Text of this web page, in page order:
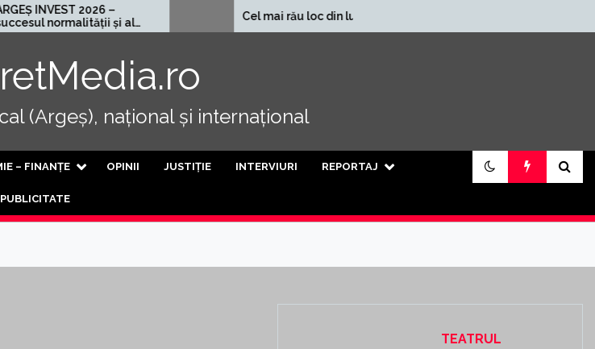
–
și al
Cel mai rău loc din lume
țară
(Argeș), național și internațional
– FINANȚE OPINII JUSTIȚIE INTERVIURI REPORTAJ
PUBLICITATE
TEATRUL